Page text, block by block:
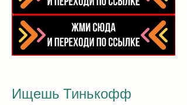
Ищешь Тинькофф